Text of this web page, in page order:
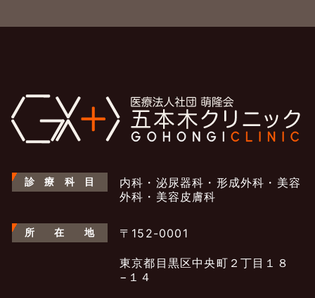
診 療 科 目
内科・泌尿器科・形成外科・美容
外科・美容皮膚科
所 在 地 〒152-0001
東京都目黒区中央町２丁目１８
−１４